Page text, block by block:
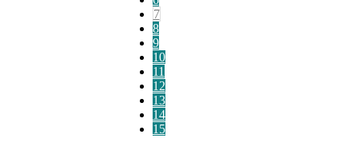
7
8
9
10
11
12
13
14
15